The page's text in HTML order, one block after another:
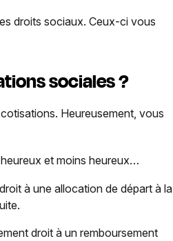
droits sociaux. Ceux-ci vous
sociales ?
Heureusement, vous
et moins heureux…
à une allocation de départ à la
droit à un remboursement